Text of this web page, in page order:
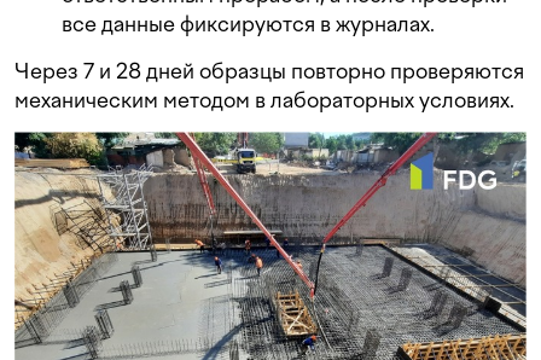
все данные фиксируются в журналах.
Через 7 и 28 дней образцы повторно проверяются
механическим методом в лабораторных условиях.